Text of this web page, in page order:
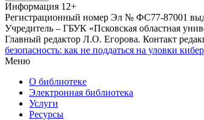
Информация 12+
Регистрационный номер Эл № ФС77-87001
Учредитель – ГБУК «Псковская областная
Главный редактор Л.О. Егорова. Контакт
безопасность: как не поддаться на уловки
Меню
О библиотеке
Электронная библиотека
Услуги
Ресурсы